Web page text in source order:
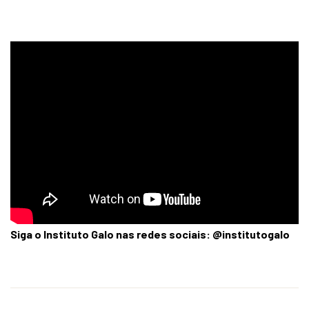
Siga o Instituto Galo nas redes sociais: @institutogalo